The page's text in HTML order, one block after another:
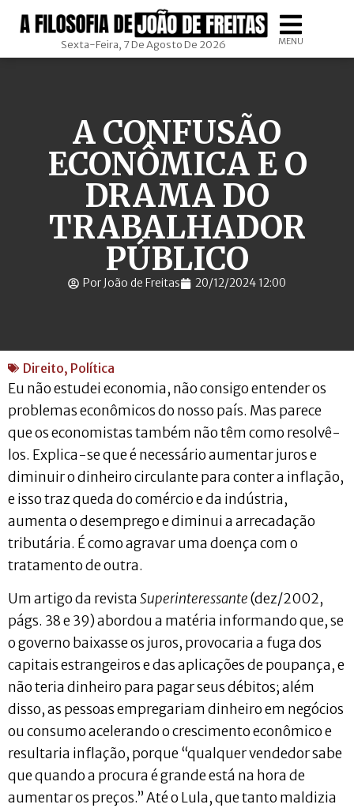
Sexta-Feira, 7 De Agosto De 2026 MENU
A CONFUSÃO
ECONÔMICA E O
DRAMA DO
TRABALHADOR
PÚBLICO
Por João de Freitas 20/12/2024 12:00
Direito, Política
Eu não estudei economia, não consigo entender os
problemas econômicos do nosso país. Mas parece
que os economistas também não têm como resolvê-
los. Explica-se que é necessário aumentar juros e
diminuir o dinheiro circulante para conter a inflação,
e isso traz queda do comércio e da indústria,
aumenta o desemprego e diminui a arrecadação
tributária. É como agravar uma doença com o
tratamento de outra.
Um artigo da revistaSuperinteressante(dez/2002,
págs. 38 e 39) abordou a matéria informando que, se
o governo baixasse os juros, provocaria a fuga dos
capitais estrangeiros e das aplicações de poupança, e
não teria dinheiro para pagar seus débitos; além
disso, as pessoas empregariam dinheiro em negócios
ou consumo acelerando o crescimento econômico e
resultaria inflação, porque “qualquer vendedor sabe
que quando a procura é grande está na hora de
aumentar os preços.” Até o Lula, que tanto maldizia